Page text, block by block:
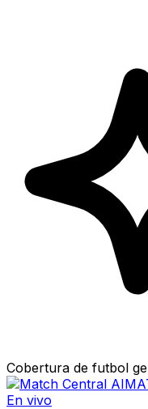
Cobertura de futbol
En vivo